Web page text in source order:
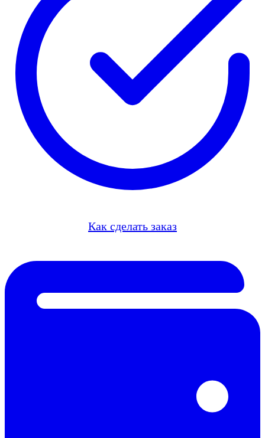
Как сделать заказ